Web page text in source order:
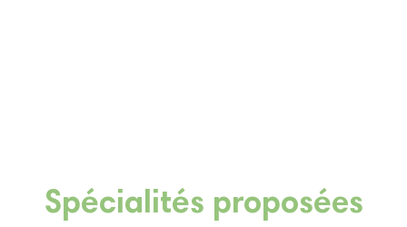
Spécialités proposées